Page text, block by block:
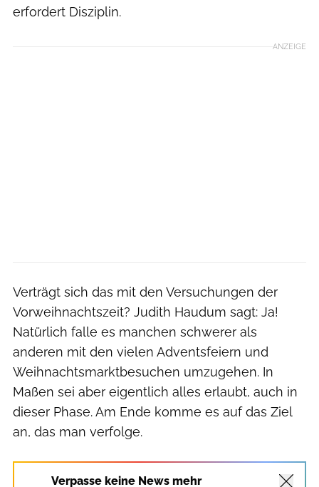
erfordert Disziplin.
ANZEIGE
Verträgt sich das mit den Versuchungen der
Vorweihnachtszeit? Judith Haudum sagt: Ja!
Natürlich falle es manchen schwerer als
anderen mit den vielen Adventsfeiern und
Weihnachtsmarktbesuchen umzugehen. In
Maßen sei aber eigentlich alles erlaubt, auch in
dieser Phase. Am Ende komme es auf das Ziel
an, das man verfolge.
Verpasse keine News mehr